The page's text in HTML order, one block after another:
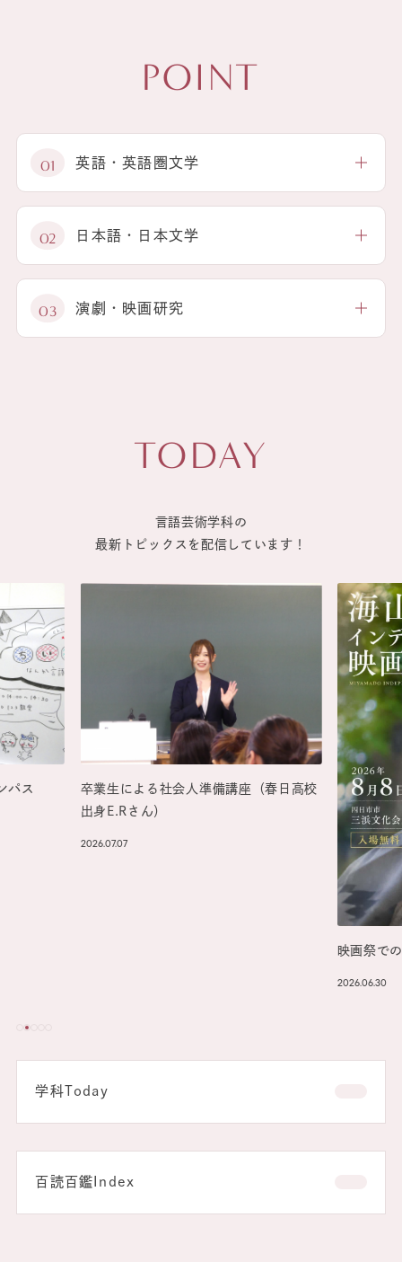
POINT
英語・英語圏文学
す。
日本語・日本文学
演劇・映画研究
TODAY
言語芸術学科の
最新トピックスを配信しています！
春日高校 入試説明
2026.06.16
学科Today
百読百鑑Index